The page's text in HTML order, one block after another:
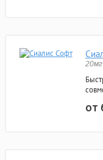
20мг
от